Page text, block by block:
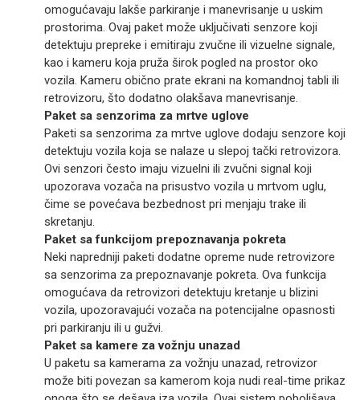
omogućavaju lakše parkiranje i manevrisanje u uskim
prostorima. Ovaj paket može uključivati senzore koji
detektuju prepreke i emitiraju zvučne ili vizuelne signale,
kao i kameru koja pruža širok pogled na prostor oko
vozila. Kameru obično prate ekrani na komandnoj tabli ili
retrovizoru, što dodatno olakšava manevrisanje.
Paket sa senzorima za mrtve uglove
Paketi sa senzorima za mrtve uglove dodaju senzore koji
detektuju vozila koja se nalaze u slepoj tački retrovizora.
Ovi senzori često imaju vizuelni ili zvučni signal koji
upozorava vozača na prisustvo vozila u mrtvom uglu,
čime se povećava bezbednost pri menjaju trake ili
skretanju.
Paket sa funkcijom prepoznavanja pokreta
Neki napredniji paketi dodatne opreme nude retrovizore
sa senzorima za prepoznavanje pokreta. Ova funkcija
omogućava da retrovizori detektuju kretanje u blizini
vozila, upozoravajući vozača na potencijalne opasnosti
pri parkiranju ili u gužvi.
Paket sa kamere za vožnju unazad
U paketu sa kamerama za vožnju unazad, retrovizor
može biti povezan sa kamerom koja nudi real-time prikaz